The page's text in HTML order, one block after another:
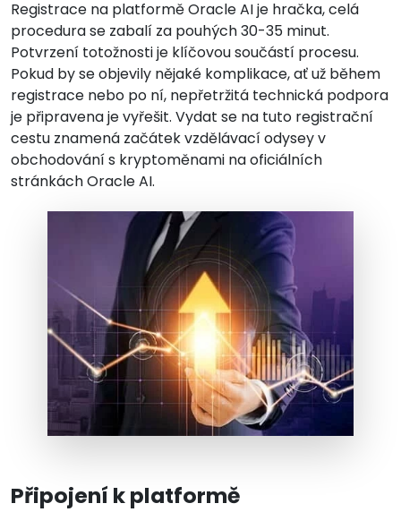
Registrace na platformě Oracle AI je hračka, celá
procedura se zabalí za pouhých 30-35 minut.
Potvrzení totožnosti je klíčovou součástí procesu.
Pokud by se objevily nějaké komplikace, ať už během
registrace nebo po ní, nepřetržitá technická podpora
je připravena je vyřešit. Vydat se na tuto registrační
cestu znamená začátek vzdělávací odysey v
obchodování s kryptoměnami na oficiálních
stránkách Oracle AI.
Připojení k platformě